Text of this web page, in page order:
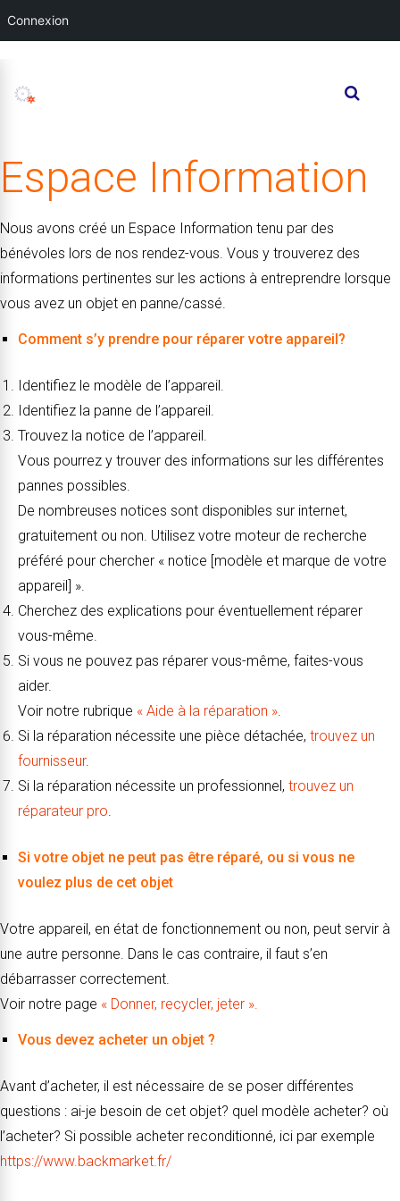
Espace Information
Nous avons créé un Espace Information tenu par des
bénévoles lors de nos rendez-vous. Vous y trouverez des
informations pertinentes sur les actions à entreprendre lorsque
vous avez un objet en panne/cassé.
Comment s’y prendre pour réparer votre appareil?
Identifiez le modèle de l’appareil.
Identifiez la panne de l’appareil.
Trouvez la notice de l’appareil.
Vous pourrez y trouver des informations sur les différentes
pannes possibles.
De nombreuses notices sont disponibles sur internet,
gratuitement ou non. Utilisez votre moteur de recherche
préféré pour chercher « notice [modèle et marque de votre
appareil] ».
Cherchez des explications pour éventuellement réparer
vous-même.
Si vous ne pouvez pas réparer vous-même, faites-vous
aider.
Voir notre rubrique « Aide à la réparation ».
Si la réparation nécessite une pièce détachée, trouvez un
fournisseur.
Si la réparation nécessite un professionnel, trouvez un
réparateur pro.
Si votre objet ne peut pas être réparé, ou si vous ne
voulez plus de cet objet
Votre appareil, en état de fonctionnement ou non, peut servir à
une autre personne. Dans le cas contraire, il faut s’en
débarrasser correctement.
Voir notre page « Donner, recycler, jeter ».
Vous devez acheter un objet ?
Avant d’acheter, il est nécessaire de se poser différentes
questions : ai-je besoin de cet objet? quel modèle acheter? où
l’acheter? Si possible acheter reconditionné, ici par exemple
https://www.backmarket.fr/
Connexion